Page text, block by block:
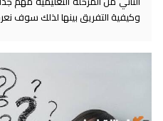
وكيفية التفريق بينها لذلك سوف